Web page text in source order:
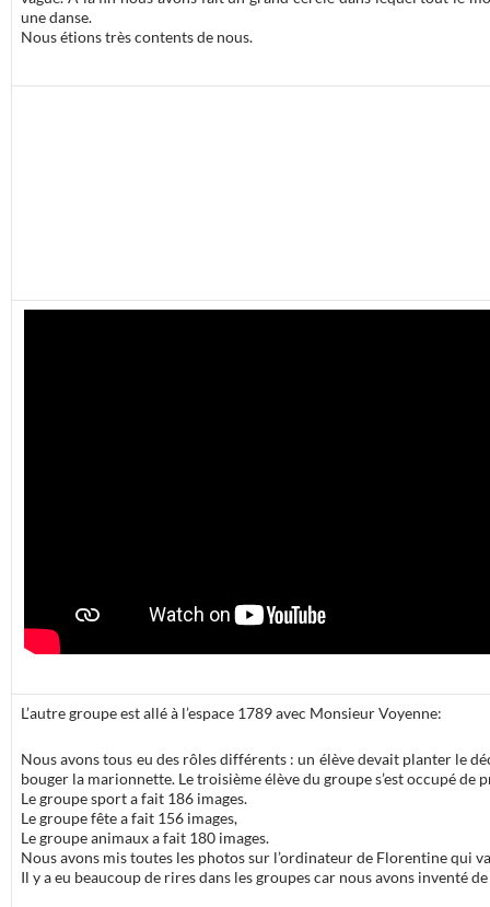
une danse.
Nous étions très contents de nous.
L’autre groupe est allé à l’espace 1789 avec Monsieur Voyenne:
Nous avons tous eu des rôles différents : un élève devait planter le
bouger la marionnette. Le troisième élève du groupe s’est occupé de
Le groupe sport a fait 186 images.
Le groupe fête a fait 156 images,
Le groupe animaux a fait 180 images.
Nous avons mis toutes les photos sur l’ordinateur de Florentine qui
Il y a eu beaucoup de rires dans les groupes car nous avons inventé